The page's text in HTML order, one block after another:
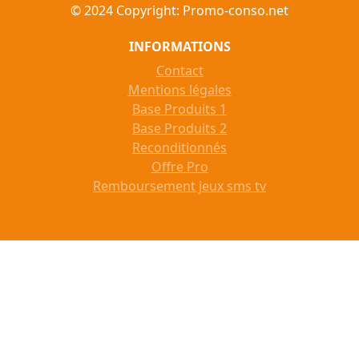
© 2024 Copyright: Promo-conso.net
INFORMATIONS
Contact
Mentions légales
Base Produits 1
Base Produits 2
Reconditionnés
Offre Pro
Remboursement jeux sms tv